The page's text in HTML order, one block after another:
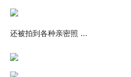
还被拍到各种亲密照 …